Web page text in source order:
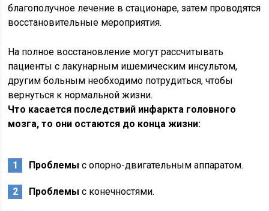
благополучное лечение в стационаре, затем проводятся
восстановительные мероприятия.
На полное восстановление могут рассчитывать
пациенты с лакунарным ишемическим инсультом,
другим больным необходимо потрудиться, чтобы
вернуться к нормальной жизни.
Что касается последствий инфаркта головного
мозга, то они остаются до конца жизни:
Проблемы с опорно-двигательным аппаратом.
Проблемы с конечностями.